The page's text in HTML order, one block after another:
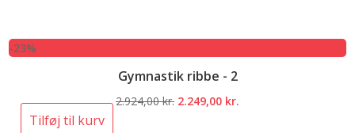
-23%
Gymnastik ribbe - 2
2.924,00kr. Den
2.249,00 kr.
Tilføj til kurv